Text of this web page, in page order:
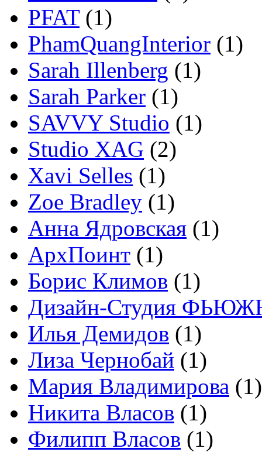
PFAT(1)
PhamQuangInterior (1)
Sarah Illenberg (1)
Sarah Parker (1)
SAVVY Studio (1)
Studio XAG (2)
Xavi Selles (1)
Zoe Bradley (1)
Анна Ядровская (1)
АрхПоинт (1)
Борис Климов (1)
Дизайн-Студия
Илья Демидов (1)
Лиза Чернобай (1)
Мария Владимирова (1)
Никита Власов (1)
Филипп Власов (1)